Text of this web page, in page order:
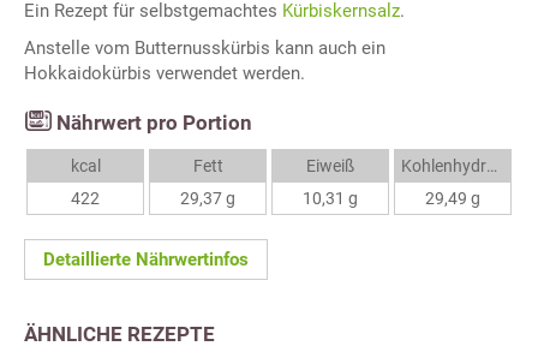
Ein Rezept für selbstgemachtes Kürbiskernsalz.
Anstelle vom Butternusskürbis kann auch ein
Hokkaidokürbis verwendet werden.
Nährwert pro Portion
kcal
422
Fett
29,37 g
Eiweiß
10,31 g
Kohlenhydrate
29,49 g
Detaillierte Nährwertinfos
ÄHNLICHE REZEPTE